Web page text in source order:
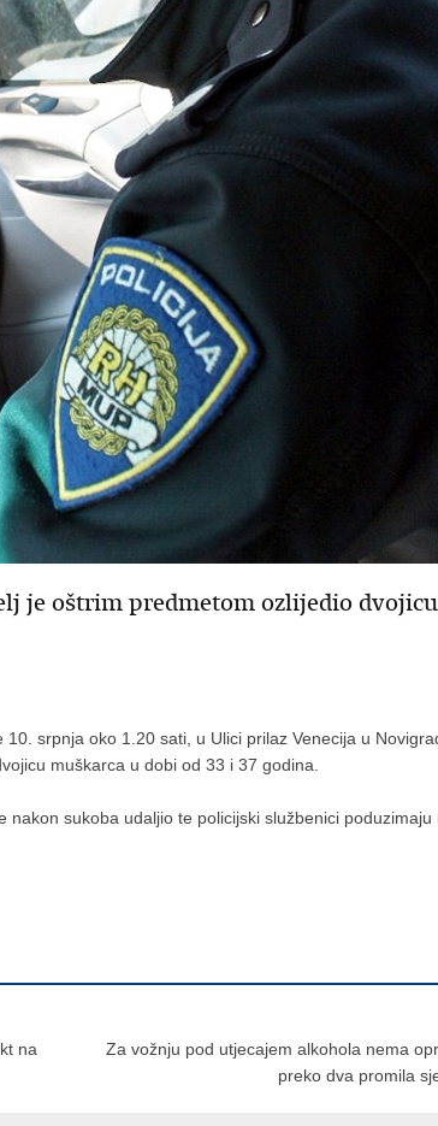
je oštrim predmetom ozlijedio dvojicu
srpnja oko 1.20 sati, u Ulici prilaz Venecija u
muškarca u dobi od 33 i 37 godina.
nakon sukoba udaljio te policijski službenici poduzimaju
na
Za vožnju pod utjecajem alkohola nema
preko dva promila